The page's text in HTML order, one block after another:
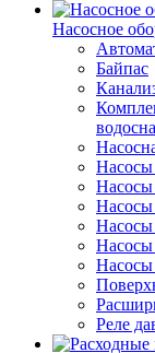
Насосное
Байпас
Насосы
Реле